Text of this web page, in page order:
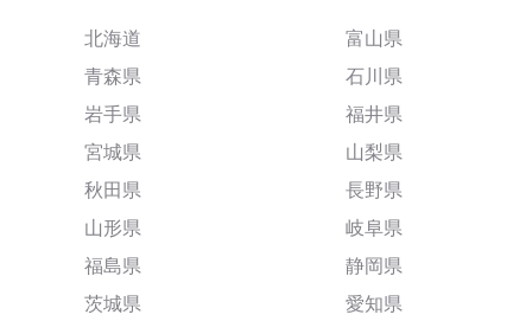
北海道
青森県
岩手県
宮城県
秋田県
山形県
福島県
茨城県
富山県
石川県
福井県
山梨県
長野県
岐阜県
静岡県
愛知県